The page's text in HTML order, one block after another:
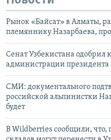
Рынок «Байсат» в Алматы,
племяннику Назарбаева,
Сенат Узбекистана одобрил
администрации президента
СМИ: документального
российской альпинистки
будет
В Wildberries сообщили, что,